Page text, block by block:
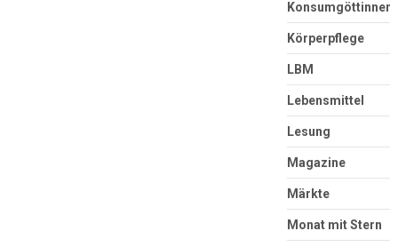
Konsumgöttinnen
Körperpflege
LBM
Lebensmittel
Lesung
Magazine
Märkte
Monat mit Stern